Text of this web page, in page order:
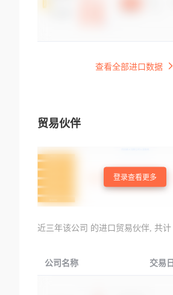
查看全部进口数据
贸易伙伴
登录查看更多
近三年该公司 的进口贸易伙伴, 共计
公司名称 交易